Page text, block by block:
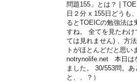
問題155」とは？ |
日２分 x 155日どうも
るとTOEICの勉強法は
すね。 全てを見たわ
ては見れません) 、方
トがほとんどだと思
notrynolife.net 本日は
ました。 30/553問。
と、、？）